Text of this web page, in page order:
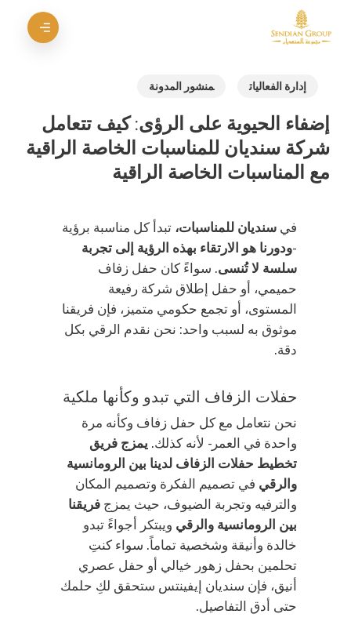
قائمة الطعام
إدارة الفعاليات منشور المدونة
إضفاء الحيوية على الرؤى: كيف تتعامل
شركة سنديان للمناسبات الخاصة الراقية
مع المناسبات الخاصة الراقية
في سنديان للمناسبات، تبدأ كل مناسبة برؤية
-ودورنا هو الارتقاء بهذه الرؤية إلى تجربة
سلسة لا تُنسى. سواءً كان حفل زفاف
حميمي، أو حفل إطلاق شركة رفيعة
المستوى، أو تجمع حكومي متميز، فإن فريقنا
موثوق به لسبب واحد: نحن نقدم الرقي بكل
دقة.
حفلات الزفاف التي تبدو وكأنها ملكية
نحن نتعامل مع كل حفل زفاف وكأنه مرة
واحدة في العمر - لأنه كذلك. يمزج فريق
تخطيط حفلات الزفاف لدينا بين الرومانسية
والرقي في تصميم الفكرة وتصميم المكان
والترفيه وتجربة الضيوف، حيث يمزج فريقنا
بين الرومانسية والرقي ويبتكر أجواءً تبدو
خالدة وأنيقة وشخصية تماماً. سواء كنتِ
تحلمين بحفل زهور خيالي أو حفل عصري
أنيق، فإن سنديان إيفينتس ستحقق لكِ حلمك
حتى أدق التفاصيل.
إغلاق